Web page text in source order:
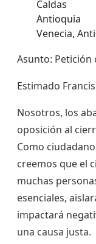
Caldas
Antioquia
Venecia,
Asunto: Petición
Estimado
Nosotros, los
oposición al
Como
creemos que el
muchas
esenciales,
impactará
una causa justa.